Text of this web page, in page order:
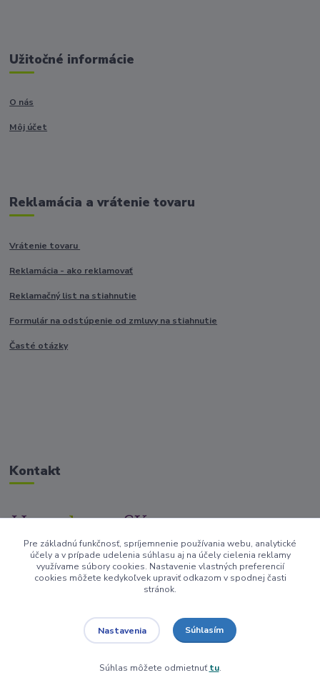
Užitočné informácie
O nás
Môj účet
Reklamácia a vrátenie tovaru
Vrátenie tovaru
Reklamácia - ako reklamovať
Reklamačný list na stiahnutie
Formulár na odstúpenie od zmluvy na stiahnutie
Časté otázky
Kontakt
+421917682234
/Po-Pi 9-17 hod/
Vytvorené na Eshop-rychlo.sk
Pre základnú funkčnosť, spríjemnenie používania webu, analytické
účely a v prípade udelenia súhlasu aj na účely cielenia reklamy
využívame súbory cookies. Nastavenie vlastných preferencií
cookies môžete kedykoľvek upraviť odkazom v spodnej časti
stránok.
Nastavenia Súhlasím
Súhlas môžete odmietnuťtu.